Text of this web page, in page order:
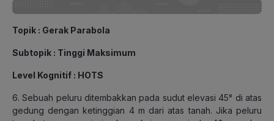
Topik : Gerak Parabola
Subtopik : Tinggi Maksimum
Level Kognitif : HOTS
6. Sebuah peluru ditembakkan pada sudut elevasi 45° di atas
gedung dengan ketinggian 4 m dari atas tanah. Jika peluru